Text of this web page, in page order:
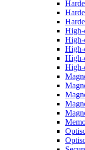
High-
High-
High-
High-
High-